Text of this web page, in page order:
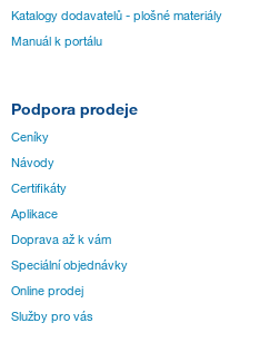
Katalogy dodavatelů - plošné materiály
Manuál k portálu
Podpora prodeje
Ceníky
Návody
Certifikáty
Aplikace
Doprava až k vám
Speciální objednávky
Online prodej
Služby pro vás